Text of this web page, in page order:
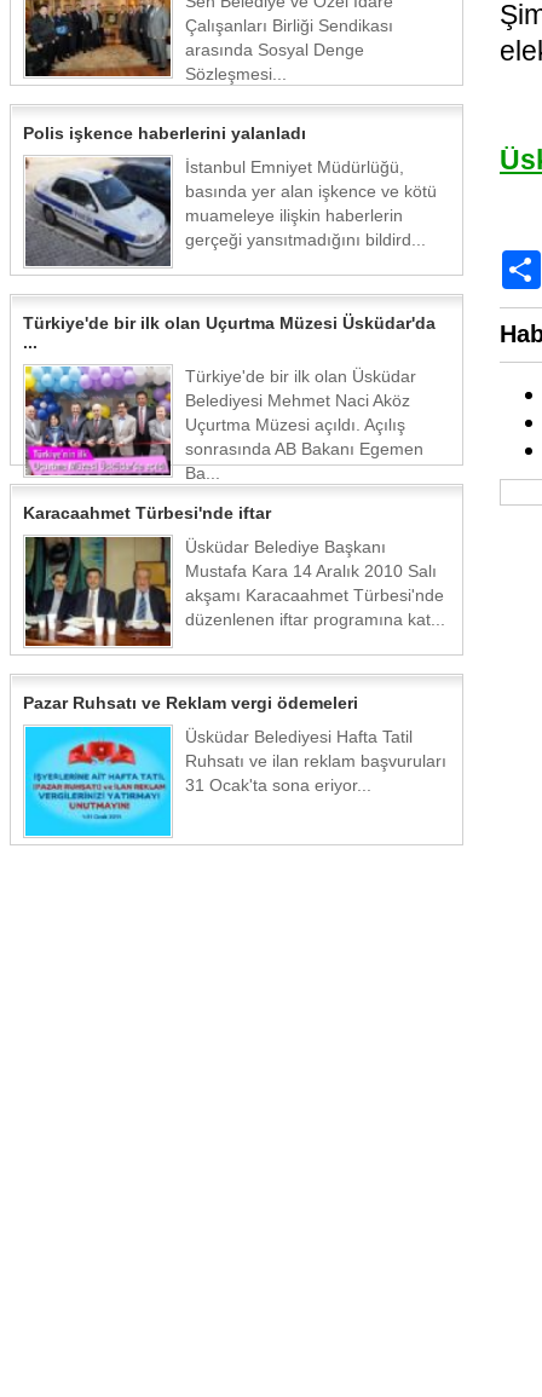
Çalışanları Birliği Sendikası
arasında Sosyal Denge
Sözleşmesi...
Polis işkence haberlerini yalanladı
İstanbul Emniyet Müdürlüğü,
basında yer alan işkence ve kötü
muameleye ilişkin haberlerin
gerçeği yansıtmadığını bildird...
Türkiye'de bir ilk olan Uçurtma Müzesi Üsküdar'da
...
Türkiye'de bir ilk olan Üsküdar
Belediyesi Mehmet Naci Aköz
Uçurtma Müzesi açıldı. Açılış
sonrasında AB Bakanı Egemen
Ba...
Karacaahmet Türbesi'nde iftar
Üsküdar Belediye Başkanı
Mustafa Kara 14 Aralık 2010 Salı
akşamı Karacaahmet Türbesi'nde
düzenlenen iftar programına kat...
Pazar Ruhsatı ve Reklam vergi ödemeleri
Üsküdar Belediyesi Hafta Tatil
Ruhsatı ve ilan reklam başvuruları
31 Ocak'ta sona eriyor...